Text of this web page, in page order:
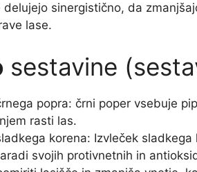
delujejo sinergistično, da
lase.
sestavine
popra: črni poper vsebuje
rasti las.
korena: Izvleček
svojih protivnetnih in